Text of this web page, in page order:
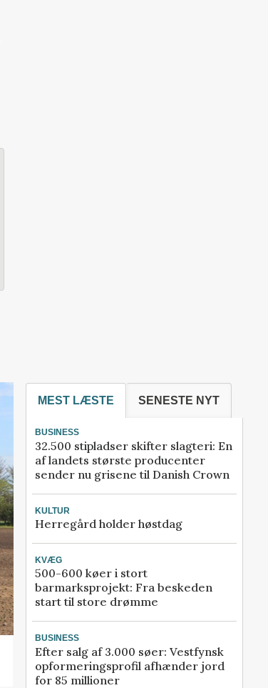
MEST LÆSTE SENESTE NYT
BUSINESS
32.500 stipladser skifter slagteri: En
af landets største producenter
sender nu grisene til Danish Crown
KULTUR
Herregård holder høstdag
KVÆG
500-600 køer i stort
barmarksprojekt: Fra beskeden
start til store drømme
BUSINESS
Efter salg af 3.000 søer: Vestfynsk
opformeringsprofil afhænder jord
for 85 millioner